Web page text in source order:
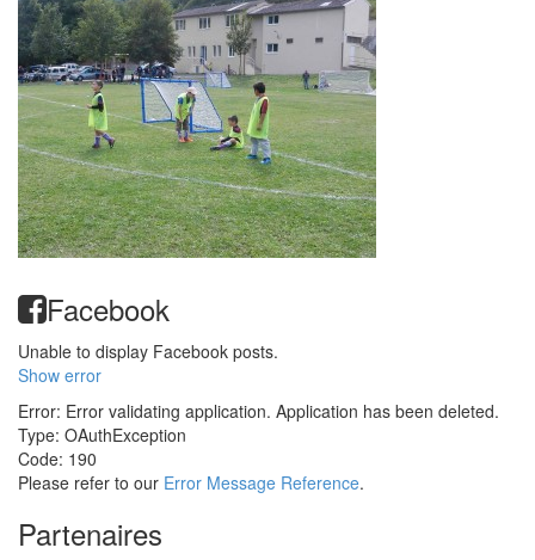
Facebook
Unable to display Facebook posts.
Show error
Error: Error validating application. Application has been deleted.
Type: OAuthException
Code: 190
Please refer to our Error Message Reference.
Partenaires